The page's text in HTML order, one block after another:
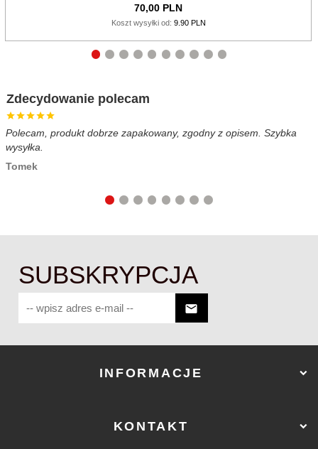
70,00 PLN
Koszt wysyłki od: 9.90 PLN
Zdecydowanie polecam
Polecam, produkt dobrze zapakowany, zgodny z opisem. Szybka
wysyłka.
Tomek
SUBSKRYPCJA
INFORMACJE
KONTAKT